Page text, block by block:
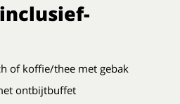
of koffie/thee met gebak
ontbijtbuffet